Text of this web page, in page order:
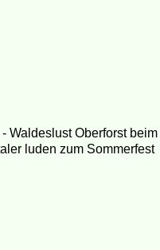
Waldeslust Oberforst
luden zum Sommerfest